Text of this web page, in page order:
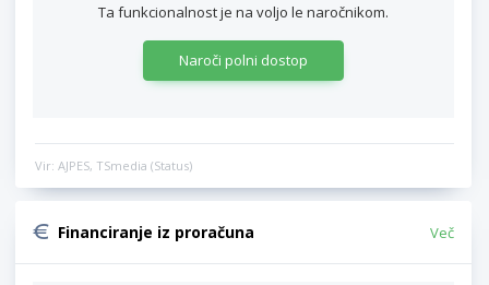
Ta funkcionalnost je na voljo le naročnikom.
Naroči polni dostop
Vir: AJPES, TSmedia (Status)
Financiranje iz proračuna Več